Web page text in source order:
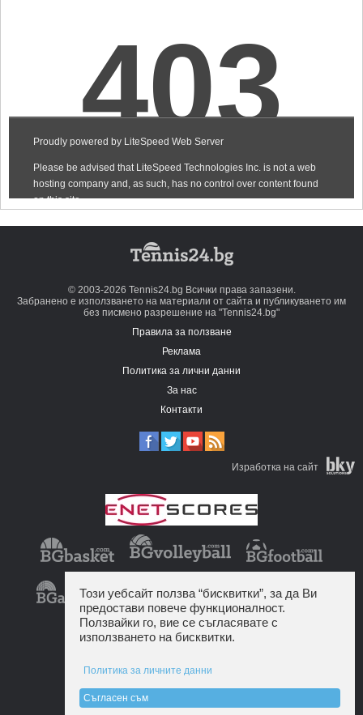
© 2003-2026 Tennis24.bg Всички права запазени.
Забранено е използването на материали от сайта и публикуването им
без писмено разрешение на "Tennis24.bg"
Правила за ползване
Реклама
Политика за лични данни
За нас
Контакти
Изработка на сайт
Този уебсайт ползва “бисквитки”, за да Ви
предостави повече функционалност.
Ползвайки го, вие се съгласявате с
използването на бисквитки.
Политика за личните данни
Съгласен съм